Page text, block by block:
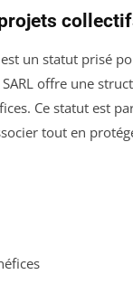
est un statut prisé
offre une
Ce statut est
tout en